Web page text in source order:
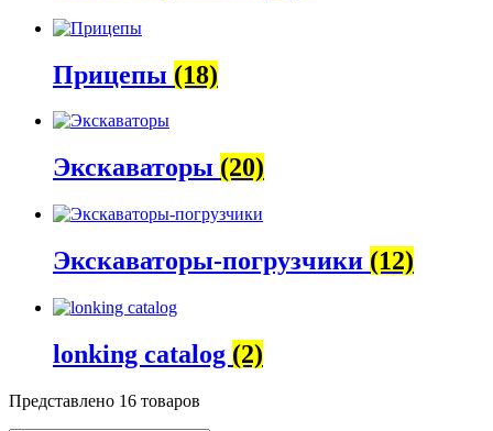
Прицепы (18)
Экскаваторы (20)
Экскаваторы-погрузчики (12)
lonking catalog (2)
Представлено 16 товаров